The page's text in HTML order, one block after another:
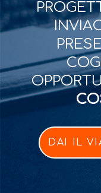
DAI IL